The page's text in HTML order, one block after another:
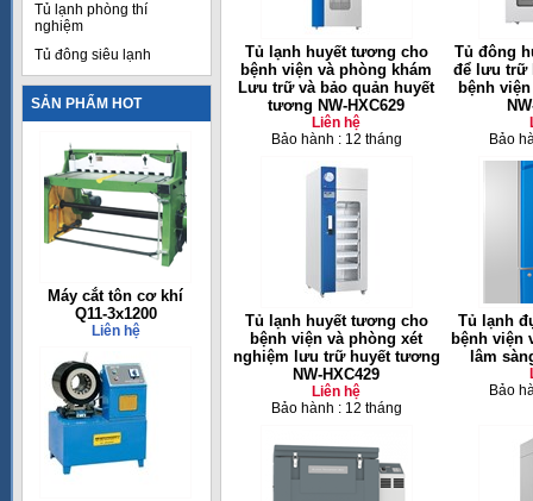
Tủ lạnh phòng thí
nghiệm
Tủ đông siêu lạnh
SẢN PHẨM HOT
Máy cắt tôn cơ khí
Q11-3x1200
Liên hệ
Tủ lạnh huyết tương cho
bệnh viện và phòng khám
Lưu trữ và bảo quản huyết
tương NW-HXC629
Liên hệ
Bảo hành : 12 tháng
Tủ đông
để lưu trữ
bệnh
Bảo
Tủ lạnh huyết tương cho
bệnh viện và phòng xét
nghiệm lưu trữ huyết tương
NW-HXC429
Liên hệ
Bảo hành : 12 tháng
Tủ lạnh
bệnh viện
lâm
Bảo